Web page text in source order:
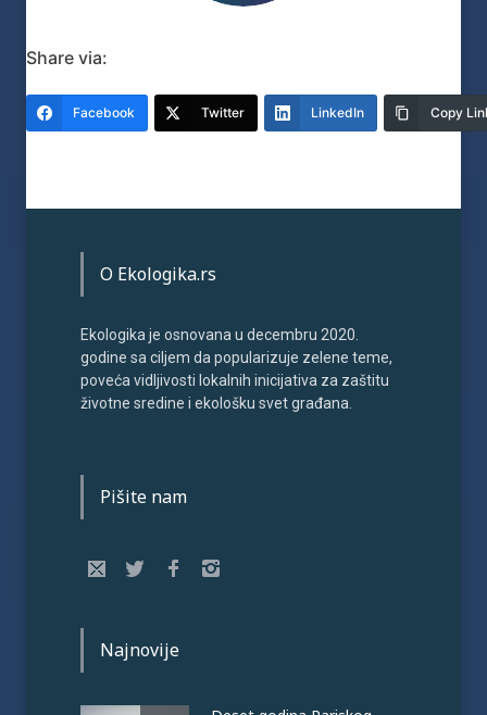
Share via:
Facebook Twitter LinkedIn Copy
O Ekologika.rs
Ekologika je osnovana u decembru 2020.
godine sa ciljem da popularizuje zelene teme,
poveća vidljivosti lokalnih inicijativa za zaštitu
životne sredine i ekološku svet građana.
Pišite nam
Najnovije